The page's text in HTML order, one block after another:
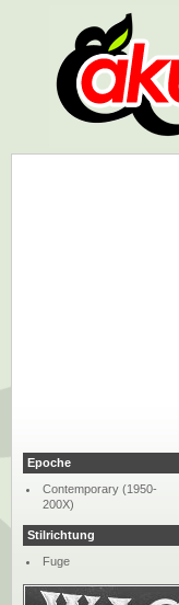
Epoche
Contemporary (1950-
200X)
Stilrichtung
Fuge